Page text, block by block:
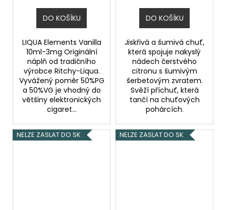
DO KOŠÍKU
LIQUA Elements Vanilla
10ml-3mg Originální
náplň od tradičního
výrobce Ritchy-Liqua.
Vyvážený poměr 50%PG
a 50%VG je vhodný do
většiny elektronických
cigaret...
DO KOŠÍKU
Jiskřivá a šumivá chuť,
která spojuje nakyslý
nádech čerstvého
citronu s šumivým
šerbetovým zvratem.
Svěží příchuť, která
tančí na chuťových
pohárcích.
NELZE ZASLAT DO SK NELZE ZASLAT DO SK